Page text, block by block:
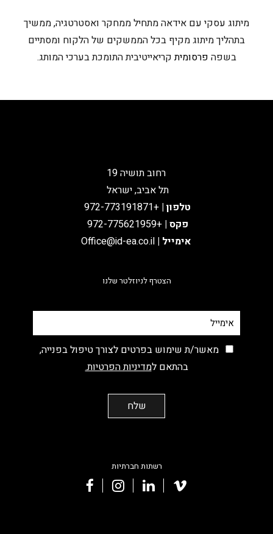
מיתוג עסקי עם אידאה מתחיל ממחקר ואסטרטגיה, ממשיך
בתהליך מיתוג מקיף בכל הממשקים של הלקוח ומסתיים
בשפה פרסומיתקריאייטיבית התומכת בערכי המותג.
רחוב תושיה 19
תל אביב, ישראל
טלפון|
+972-773191871
פקס | +972-775621959
אימייל |
הצטרף לניוזלטר שלנו
מאשר/ת שימוש בפרטים לצורך טיפול בפנייה,
בהתאם למדיניות הפרטיות.
רשתות חברתיות
facebookinstagramlinkedin